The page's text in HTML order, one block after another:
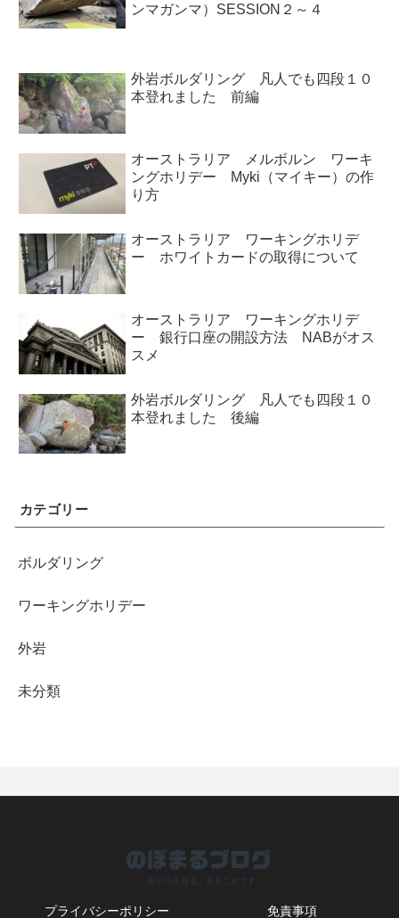
ンマガンマ）SESSION２～４
外岩ボルダリング 凡人でも四段１０
本登れました 前編
オーストラリア メルボルン ワーキ
ングホリデー Myki（マイキー）の作
り方
オーストラリア ワーキングホリデ
ー ホワイトカードの取得について
オーストラリア ワーキングホリデ
ー 銀行口座の開設方法 NABがオス
スメ
外岩ボルダリング 凡人でも四段１０
本登れました 後編
カテゴリー
ボルダリング
ワーキングホリデー
外岩
未分類
プライバシーポリシー 免責事項